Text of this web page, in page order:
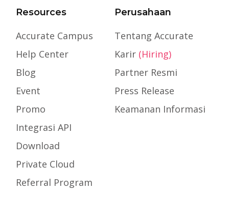
Resources
Accurate Campus
Help Center
Blog
Event
Promo
Integrasi API
Download
Private Cloud
Referral Program
Perusahaan
Tentang Accurate
Karir (Hiring)
Partner Resmi
Press Release
Keamanan Informasi